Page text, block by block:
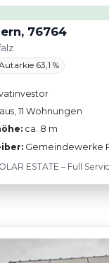
76764
63,1 %
11 Wohnungen
ca. 8 m
Gemeindewerke
ESTATE – Full